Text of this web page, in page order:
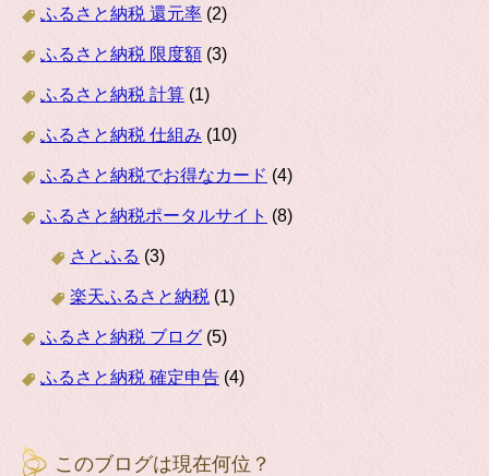
ふるさと納税 還元率 (2)
ふるさと納税 限度額 (3)
ふるさと納税 計算 (1)
ふるさと納税 仕組み (10)
ふるさと納税でお得なカード (4)
ふるさと納税ポータルサイト (8)
さとふる (3)
楽天ふるさと納税 (1)
ふるさと納税 ブログ (5)
ふるさと納税 確定申告 (4)
このブログは現在何位？